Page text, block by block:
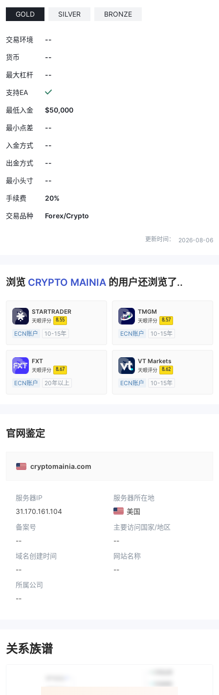
GOLD SILVER BRONZE
交易环境 --
货币 --
最大杠杆 --
支持EA
最低入金 $50,000
最小点差 --
入金方式 --
出金方式 --
最小头寸 --
手续费 20%
交易品种 Forex/Crypto
更新时间： 2026-08-06
浏览 CRYPTO MAINIA 的用户还浏览了..
STARTRADER
天眼评分 8.55
ECN账户
10-15年
主标MT4
TMGM
天眼评分 8.57
ECN账户
10-15年
主标MT4
FXT
天眼评分 8.67
ECN账户
20年以上
VT Markets
天眼评分 8.62
ECN账户
10-15年
官网鉴定
cryptomainia.com
服务器IP
31.170.161.104
服务器所在地
美国
备案号
--
主要访问国家/地区
--
域名创建时间
--
网站名称
--
所属公司
--
关系族谱